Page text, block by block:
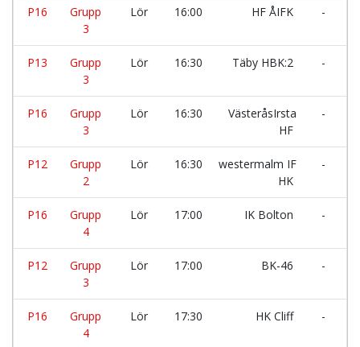
P16
Grupp
3
Lör 16:00 HF ÅIFK -
P13
Grupp
3
Lör 16:30 Täby HBK:2 -
P16
Grupp
3
Lör 16:30
VästeråsIrsta
HF
-
P12
Grupp
2
Lör 16:30
westermalm IF
HK
-
P16
Grupp
4
Lör 17:00 IK Bolton -
P12
Grupp
3
Lör 17:00 BK-46 -
P16
Grupp
4
Lör 17:30 HK Cliff -